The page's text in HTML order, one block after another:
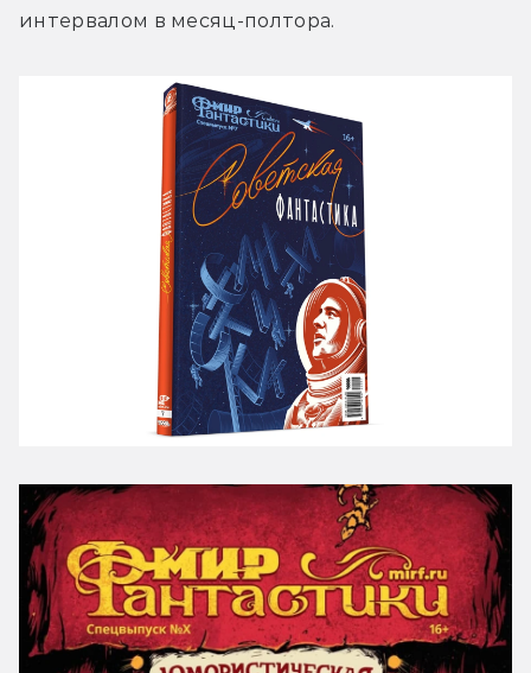
интервалом в месяц-полтора.